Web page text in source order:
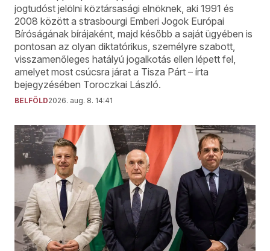
jogtudóst jelölni köztársasági elnöknek, aki 1991 és
2008 között a strasbourgi Emberi Jogok Európai
Bíróságának bírájaként, majd később a saját ügyében is
pontosan az olyan diktatórikus, személyre szabott,
visszamenőleges hatályú jogalkotás ellen lépett fel,
amelyet most csúcsra járat a Tisza Párt – írta
bejegyzésében Toroczkai László.
BELFÖLD2026. aug. 8. 14:41